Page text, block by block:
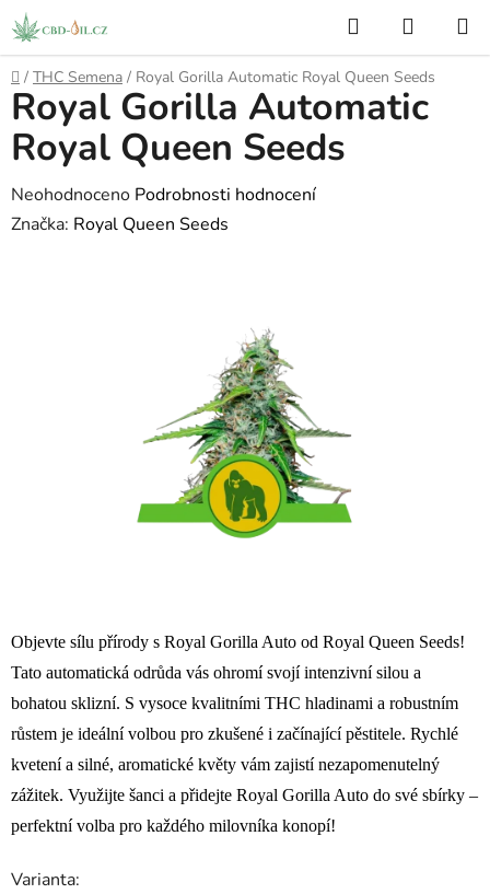
Přejít
na
obsah
Hledat
KOŠÍK
Domů
/ THC Semena / Royal Gorilla Automatic Royal Queen Seeds
Objevte sílu přírody s Royal Gorilla Auto od Royal Queen Seeds!
Tato automatická odrůda vás ohromí svojí intenzivní silou a
bohatou sklizní. S vysoce kvalitními THC hladinami a robustním
růstem je ideální volbou pro zkušené i začínající pěstitele. Rychlé
kvetení a silné, aromatické květy vám zajistí nezapomenutelný
zážitek. Využijte šanci a přidejte Royal Gorilla Auto do své sbírky –
perfektní volba pro každého milovníka konopí!
Varianta:
Royal Gorilla Automatic
Royal Queen Seeds
Průměrné
hodnocení
Neohodnoceno Podrobnosti hodnocení
Značka: Royal Queen Seeds